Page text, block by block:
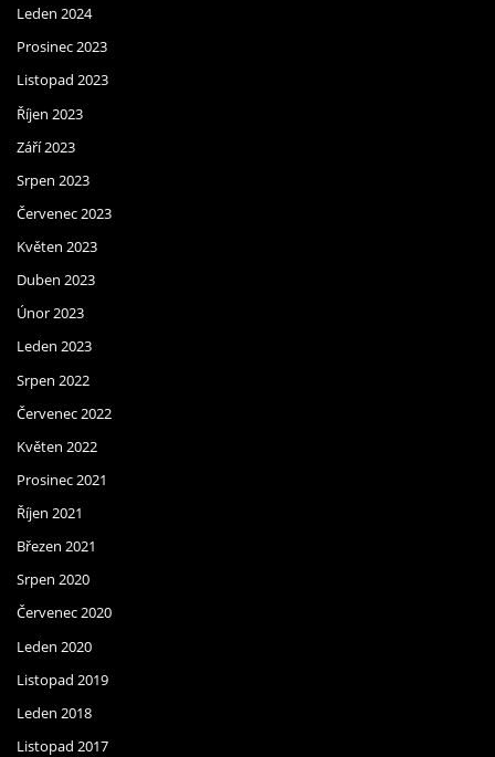
Leden 2024
Prosinec 2023
Listopad 2023
Říjen 2023
Září 2023
Srpen 2023
Červenec 2023
Květen 2023
Duben 2023
Únor 2023
Leden 2023
Srpen 2022
Červenec 2022
Květen 2022
Prosinec 2021
Říjen 2021
Březen 2021
Srpen 2020
Červenec 2020
Leden 2020
Listopad 2019
Leden 2018
Listopad 2017